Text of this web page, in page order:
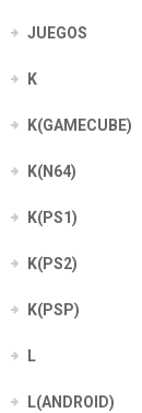
JUEGOS
K
K(GAMECUBE)
K(N64)
K(PS1)
K(PS2)
K(PSP)
L
L(ANDROID)